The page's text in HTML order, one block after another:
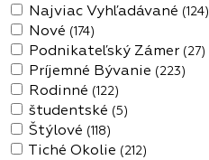
Najviac Vyhľadávané (124)
Nové (174)
Podnikateľský Zámer (27)
Príjemné Bývanie (223)
Rodinné (122)
študentské (5)
Štýlové (118)
Tiché Okolie (212)